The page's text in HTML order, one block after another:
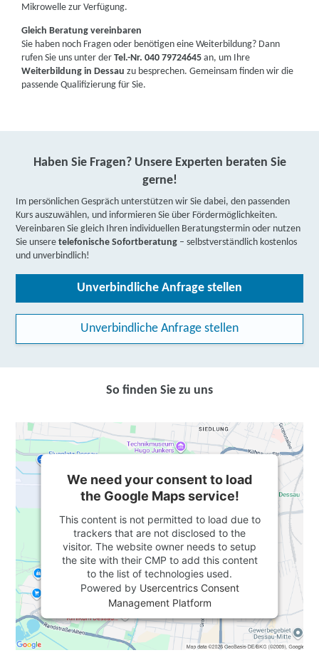
Mikrowelle zur Verfügung.
Gleich Beratung vereinbaren
Sie haben noch Fragen oder benötigen eine Weiterbildung? Dann
rufen Sie uns unter derTel.-Nr. 040 79724645 an, um Ihre
Weiterbildung in Dessau zu besprechen. Gemeinsam finden wir die
passende Qualifizierung für Sie.
Haben Sie Fragen? Unsere Experten beraten Sie
gerne!
Im persönlichen Gespräch unterstützen wir Sie dabei, den passenden
Kurs auszuwählen, und informieren Sie über Fördermöglichkeiten.
Vereinbaren Sie gleich Ihren individuellen Beratungstermin oder nutzen
Sie unseretelefonische Sofortberatung – selbstverständlich kostenlos
und unverbindlich!
Unverbindliche Anfrage stellen
Unverbindliche Anfrage stellen
So finden Sie zu uns
We need your consent to load
the Google Maps service!
This content is not permitted to load due to
trackers that are not disclosed to the
visitor. The website owner needs to setup
the site with their CMP to add this content
to the list of technologies used.
Powered by Usercentrics Consent
Management Platform